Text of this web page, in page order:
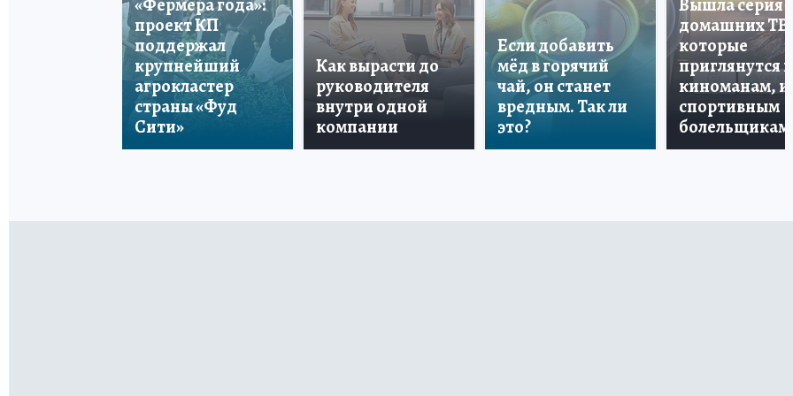
«Фермера года»:
проект КП
поддержал
крупнейший
агрокластер
страны «Фуд
Сити»
Как вырасти до
руководителя
внутри одной
компании
Если добавить
мёд в горячий
чай, он станет
вредным. Так ли
это?
Вышла серия
домашних ТВ,
которые
приглянутся и
киноманам, и
спортивным
болельщикам